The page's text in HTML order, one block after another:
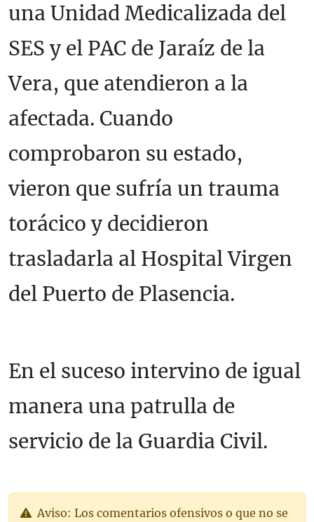
una Unidad Medicalizada del
SES y el PAC de Jaraíz de la
Vera, que atendieron a la
afectada. Cuando
comprobaron su estado,
vieron que sufría un trauma
torácico y decidieron
trasladarla al Hospital Virgen
del Puerto de Plasencia.
En el suceso intervino de igual
manera una patrulla de
servicio de la Guardia Civil.
Aviso: Los comentarios ofensivos o que no se